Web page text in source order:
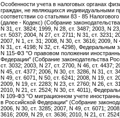
Особенности учета в налоговых органах
граждан, не являющихся индивидуальными
соответствии со статьями 83 - 85
(далее - Кодекс) (Собрание
N 31, ст. 3824; 1999, N 28, ст. 3487; 2003, N
ст. 5037; 2004, N 27, ст. 2711; N 31, ст. 3231;
2007, N 1, ст. 31; 2008, N 30, ст. 3616; 2009, N
N 31, ст. 4198; N 32, ст. 4298), Федеральным
N 115-ФЗ "О правовом положении
Федерации" (Собрание законодательства
ст. 3032; 2003, N 27, ст. 2700, N 46, ст. 4437;
N 45, ст. 4377; 2006, N 30, ст. 3286, N 31, ст.
N 49, ст. 6071, N 50, ст. 6241; 2008, N 19, ст.
2009, N 19, ст. 2283; N 23, ст. 2760; N 26, ст.
2010, N 21, ст. 2524; N 30, ст. 4011),
N 109-ФЗ "О миграционном учете
в Российской Федерации" (Собрание
2006, N 30, ст. 3285; 2007, N 49, ст. 6071;
3616; 2009, N 29, ст. 3636; 2010, N 21, ст.